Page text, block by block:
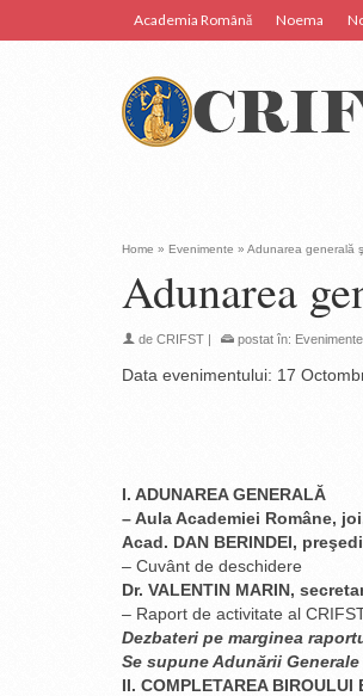
Academia Română Noema
Home » Evenimente » Adunarea generală
Adunarea
de CRIFST | postat în: Evenimente
Data evenimentului: 17
I. ADUNAREA GENERALĂ
– Aula Academiei Române,
Acad. DAN BERINDEI,
– Cuvânt de deschidere
Dr. VALENTIN MARIN,
– Raport de activitate al
Dezbateri pe marginea
Se supune Adunării
II. COMPLETAREA BIROULUI